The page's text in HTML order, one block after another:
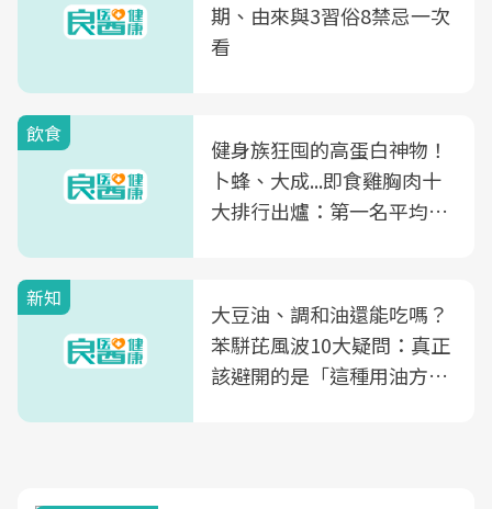
期、由來與3習俗8禁忌一次
看
飲食
健身族狂囤的高蛋白神物！
卜蜂、大成...即食雞胸肉十
大排行出爐：第一名平均一
新知
大豆油、調和油還能吃嗎？
苯駢芘風波10大疑問：真正
該避開的是「這種用油方